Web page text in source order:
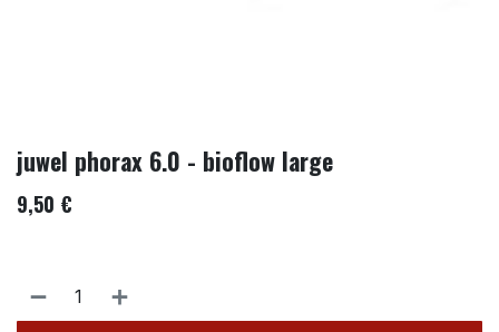
juwel phorax 6.0 - bioflow large
9,50 €